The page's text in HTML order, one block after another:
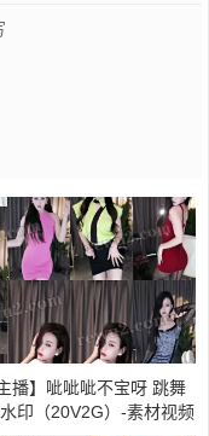
播】呲呲呲不宝呀 跳舞
印（20V2G）-素材视频